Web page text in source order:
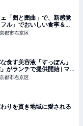
「囲と囲曲」で、新感覚
ル」でおいしい食事＆ス
都市右京区
食す美容液「すっぽん」
がランチで提供開始 | マ
都市右京区
りを貫き地域に愛される